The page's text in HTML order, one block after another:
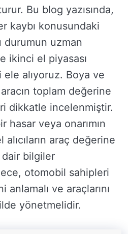
Bu blog yazısında,
kaybı konusundaki
uzman
ikinci el piyasası
alıyoruz. Boya ve
toplam değerine
dikkatle incelenmiştir.
hasar veya onarımın
araç değerine
dair bilgiler
otomobil sahipleri
anlamalı ve araçlarını
yönetmelidir.